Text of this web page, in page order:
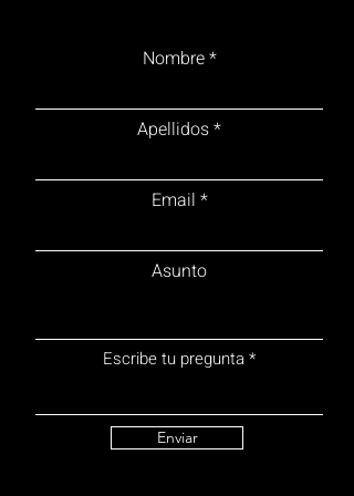
Nombre
Apellidos
Email
Asunto
Escribe tu pregunta
Enviar